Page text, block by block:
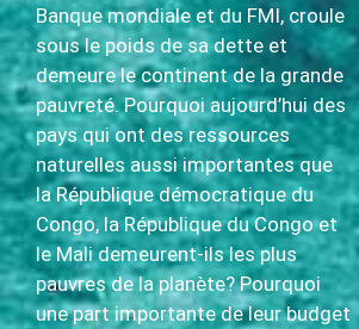
Banque mondiale et du FMI, croule
sous le poids de sa dette et
demeure le continent de la grande
pauvreté. Pourquoi aujourd’hui des
pays qui ont des ressources
naturelles aussi importantes que
la République démocratique du
Congo, la République du Congo et
le Mali demeurent-ils les plus
pauvres de la planète? Pourquoi
une part importante de leur budget